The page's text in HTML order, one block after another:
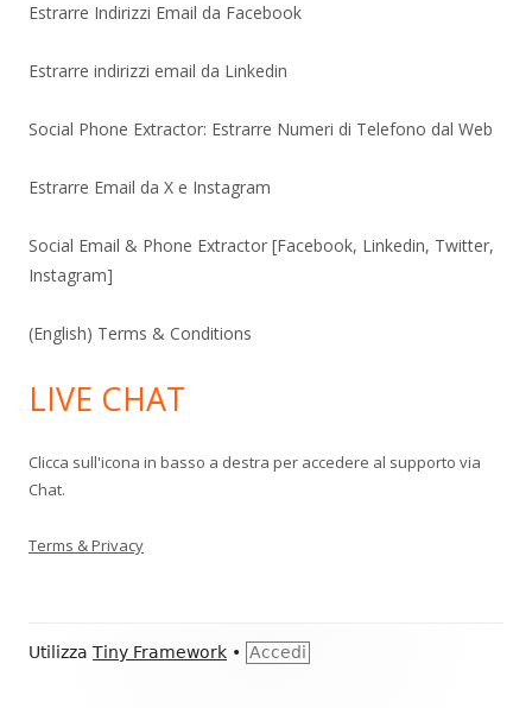
Estrarre Indirizzi Email da Facebook
Estrarre indirizzi email da Linkedin
Social Phone Extractor: Estrarre Numeri di Telefono dal Web
Estrarre Email da X e Instagram
Social Email & Phone Extractor [Facebook, Linkedin, Twitter,
Instagram]
(English) Terms & Conditions
LIVE CHAT
Clicca sull'icona in basso a destra per accedere al supporto via
Chat.
Terms & Privacy
Contenuto
Utilizza Tiny Framework • Accedi